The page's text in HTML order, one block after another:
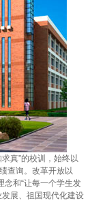
真”的校训，始终以
查询。改革开放以
念和“让每一个学生发
展、祖国现代化建设